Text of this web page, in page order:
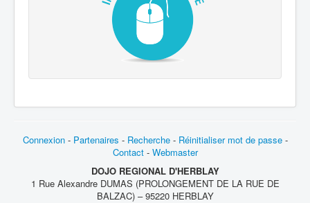
Connexion - Partenaires - Recherche- Réinitialiser mot de passe-
Contact- Webmaster
DOJO REGIONAL D'HERBLAY
1 Rue Alexandre DUMAS (PROLONGEMENT DE LA RUE DE
BALZAC) – 95220 HERBLAY